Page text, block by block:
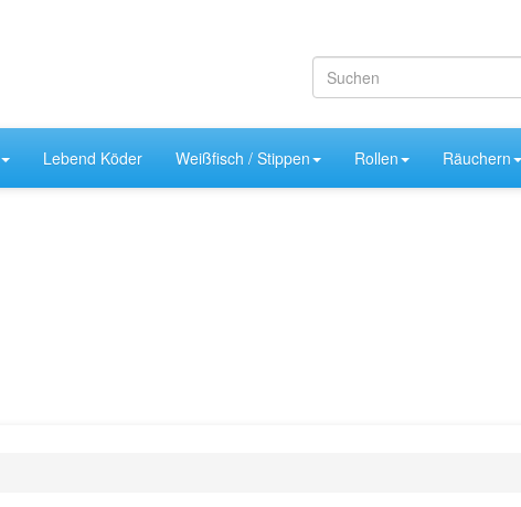
Lebend Köder Weißfisch / Stippen Rollen Räuchern